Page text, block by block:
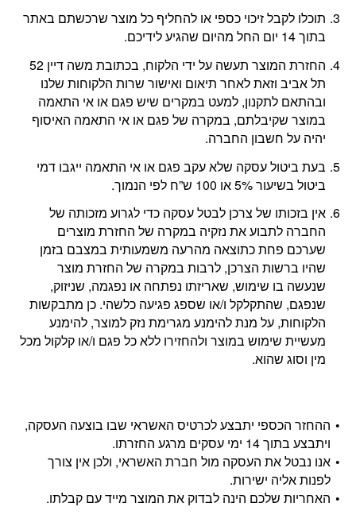
תוכלו לקבל זיכוי כספי או להחליף כל מוצר שרכשתם באתר
בתוך 14 יום החל מהיום שהגיע לידיכם.
החזרת המוצר תעשה על ידי הלקוח, בכתובת משה דיין 52
תל אביב וזאת לאחר תיאום ואישור שרות הלקוחות שלנו
ובהתאם לתקנון, למעט במקרים שיש פגם או אי התאמה
במוצר שקיבלתם, במקרה של פגם או אי התאמה האיסוף
יהיה על חשבון החברה.
בעת ביטול עסקה שלא עקב פגם או אי התאמה ייגבו דמי
ביטול בשיעור 5% או 100 ש”ח לפי הנמוך.
אין בזכותו של צרכן לבטל עסקה כדי לגרוע מזכותה של
החברה לתבוע את נזקיה במקרה של החזרת מוצרים
שערכם פחת כתוצאה מהרעה משמעותית במצבם בזמן
שהיו ברשות הצרכן, לרבות במקרה של החזרת מוצר
שנעשה בו שימוש, שאריזתו נפתחה או נפגמה, שניזוק,
שנפגם, שהתקלקל ו/או שספג פגיעה כלשהי. כן מתבקשות
הלקוחות, על מנת להימנע מגרימת נזק למוצר, להימנע
מעשיית שימוש במוצר ולהחזירו ללא כל פגם ו/או קלקול מכל
מין וסוג שהוא.
ההחזר הכספי יתבצע לכרטיס האשראי שבו בוצעה העסקה,
ויתבצע בתוך 14 ימי עסקים מרגע החזרתו.
אנו נבטל את העסקה מול חברת האשראי, ולכן אין צורך
לפנות אליה ישירות.
האחריות שלכם הינה לבדוק את המוצר מייד עם קבלתו.